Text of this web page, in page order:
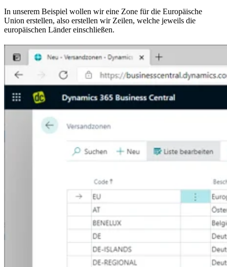
In unserem Beispiel wollen wir eine Zone für die Europäische
Union erstellen, also erstellen wir Zeilen, welche jeweils die
europäischen Länder einschließen.